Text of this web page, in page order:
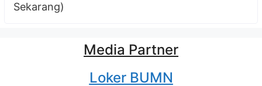
Sekarang)
Media Partner
Loker BUMN